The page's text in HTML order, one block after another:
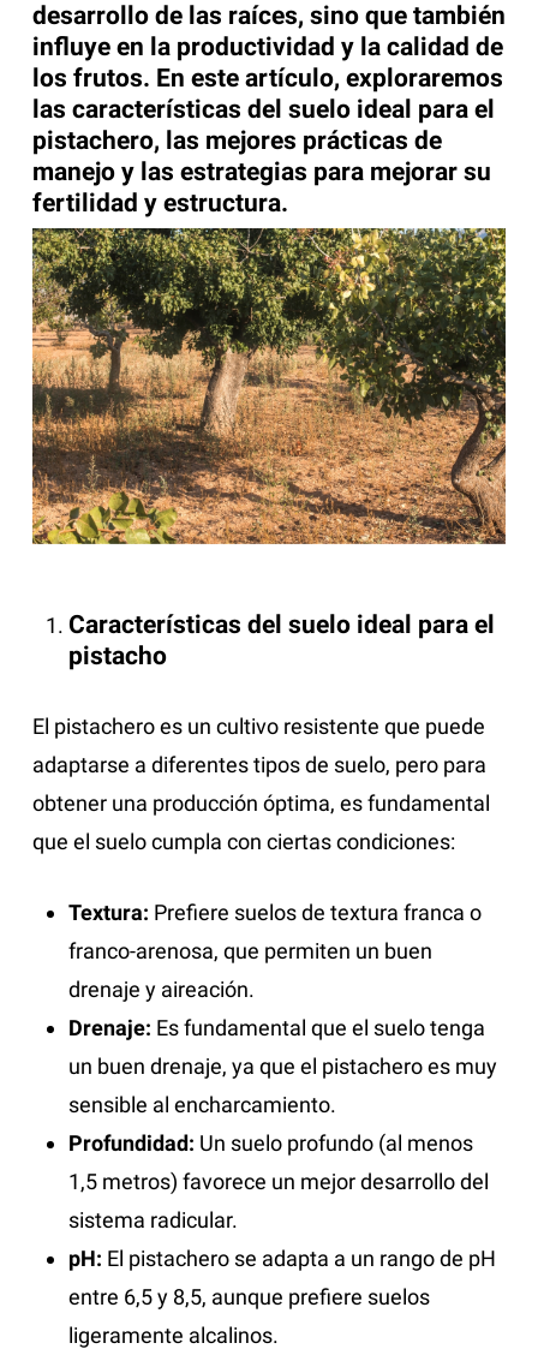
desarrollo de las raíces, sino que también
influye en la productividad y la calidad de
los frutos. En este artículo, exploraremos
las características del suelo ideal para el
pistachero, las mejores prácticas de
manejo y las estrategias para mejorar su
fertilidad y estructura.
Características del suelo ideal para el
pistacho
El pistachero es un cultivo resistente que puede
adaptarse a diferentes tipos de suelo, pero para
obtener una producción óptima, es fundamental
que el suelo cumpla con ciertas condiciones:
Textura: Prefiere suelos de textura franca o
franco-arenosa, que permiten un buen
drenaje y aireación.
Drenaje: Es fundamental que el suelo tenga
un buen drenaje, ya que el pistachero es muy
sensible al encharcamiento.
Profundidad: Un suelo profundo (al menos
1,5 metros) favorece un mejor desarrollo del
sistema radicular.
pH: El pistachero se adapta a un rango de pH
entre 6,5 y 8,5, aunque prefiere suelos
ligeramente alcalinos.